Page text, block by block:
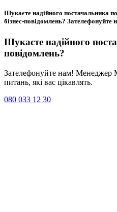
Шукаєте надійного постачальника
бізнес-повідомлень? Зателефонуйте
Шукаєте надійного
повідомлень?
Зателефонуйте нам! Менеджер
питань, які вас цікавлять.
080 033 12 30